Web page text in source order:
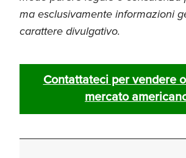
ma esclusivamente informazioni
carattere divulgativo.
Contattateci per vendere
mercato